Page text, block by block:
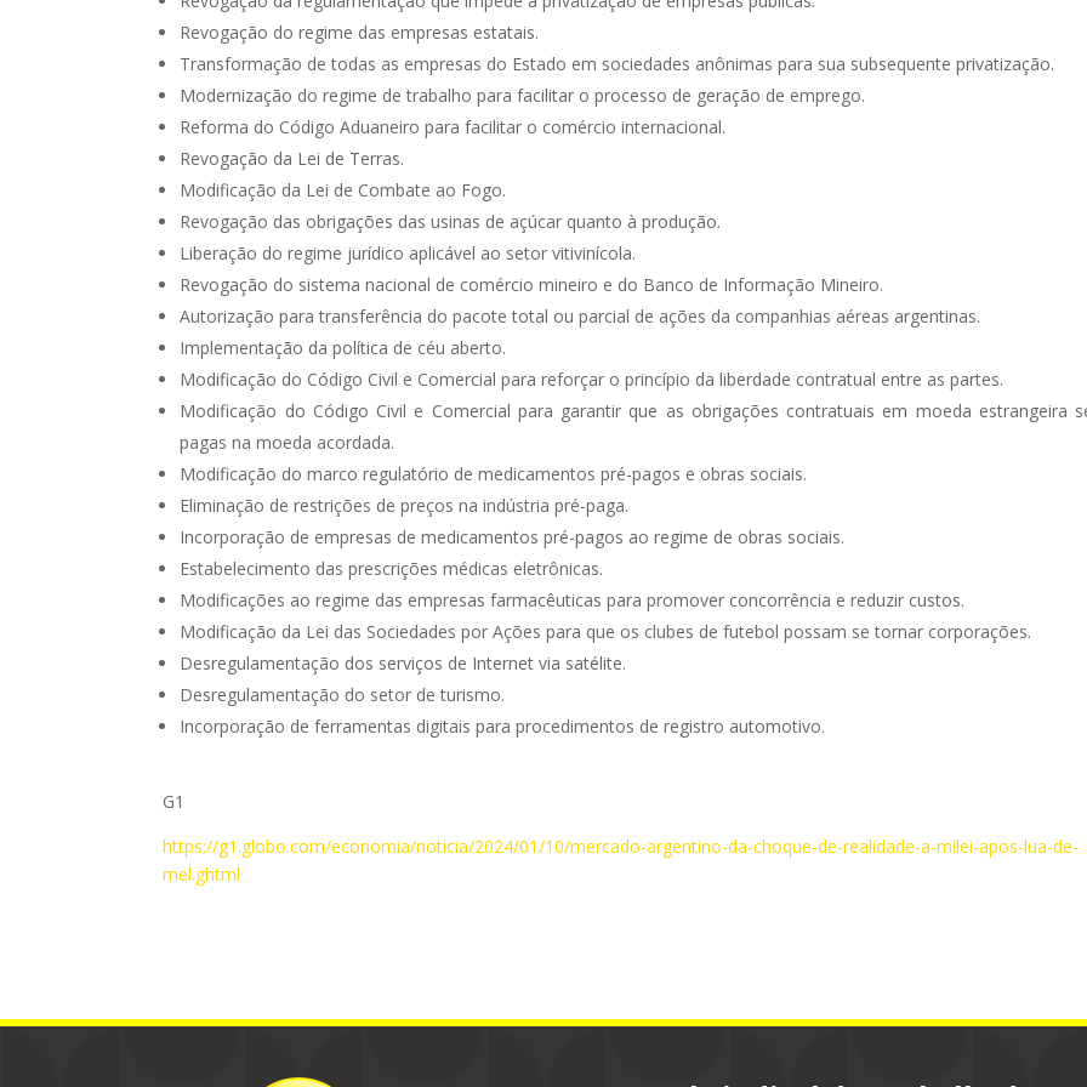
Revogação do regime das empresas estatais.
Transformação de todas as empresas do Estado em sociedades anônimas para sua subsequente privatização.
Modernização do regime de trabalho para facilitar o processo de geração de emprego.
Reforma do Código Aduaneiro para facilitar o comércio internacional.
Revogação da Lei de Terras.
Modificação da Lei de Combate ao Fogo.
Revogação das obrigações das usinas de açúcar quanto à produção.
Liberação do regime jurídico aplicável ao setor vitivinícola.
Revogação do sistema nacional de comércio mineiro e do Banco de Informação Mineiro.
Autorização para transferência do pacote total ou parcial de ações da companhias aéreas argentinas.
Implementação da política de céu aberto.
Modificação do Código Civil e Comercial para reforçar o princípio da liberdade contratual entre as partes.
Modificação do Código Civil e Comercial para garantir que as obrigações contratuais em moeda estrangeira
pagas na moeda acordada.
Modificação do marco regulatório de medicamentos pré-pagos e obras sociais.
Eliminação de restrições de preços na indústria pré-paga.
Incorporação de empresas de medicamentos pré-pagos ao regime de obras sociais.
Estabelecimento das prescrições médicas eletrônicas.
Modificações ao regime das empresas farmacêuticas para promover concorrência e reduzir custos.
Modificação da Lei das Sociedades por Ações para que os clubes de futebol possam se tornar corporações.
Desregulamentação dos serviços de Internet via satélite.
Desregulamentação do setor de turismo.
Incorporação de ferramentas digitais para procedimentos de registro automotivo.
G1
https://g1.globo.com/economia/noticia/2024/01/10/mercado-argentino-da-choque-de-realidade-a-milei-apos-lua-de-
mel.ghtml